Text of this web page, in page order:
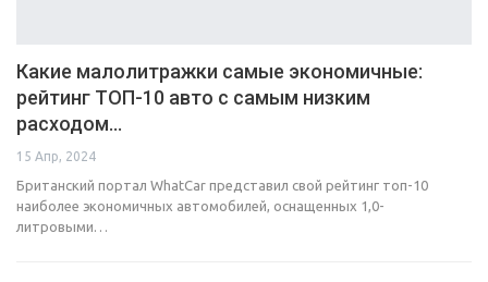
Какие малолитражки самые экономичные:
рейтинг ТОП-10 авто с самым низким
расходом…
15 Апр, 2024
Британский портал WhatCar представил свой рейтинг топ-10
наиболее экономичных автомобилей, оснащенных 1,0-
литровыми…